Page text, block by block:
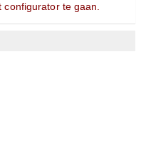
te gaan.